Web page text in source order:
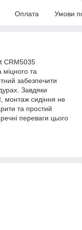
Оплата Умови
CRM5035
міцного та
забезпечити
Завдяки
монтаж сидіння не
та простий
переваги цього